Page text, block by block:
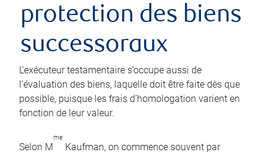
protection des biens
successoraux
L’exécuteur testamentaire s’occupe aussi de
l’évaluation des biens, laquelle doit être faite dès que
possible, puisque les frais d’homologation varient en
fonction de leur valeur.
Selon M
me
Kaufman, on commence souvent par